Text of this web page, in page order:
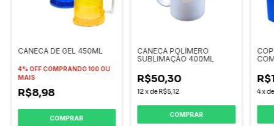
CANECA DE GEL 450ML
4% OFFCOMPRANDO 100 OU
MAIS
R$8,98
COMPRAR
CANECA POLÍMERO
SUBLIMAÇÃO 400ML
R$50,30
12xde R$5,12
COMPRAR
4x